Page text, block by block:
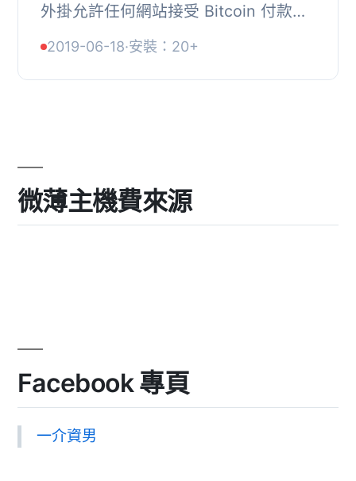
外掛允許任何網站接受 Bitcoin 付款。
鑰，您可以自由地接受比特幣付款，並
立即轉換為英...
2019-06-18·安裝：20+
微薄主機費來源
Facebook 專頁
一介資男